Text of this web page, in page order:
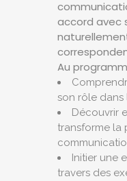
accord avec
Au
son rôle dans
Découvrir
transforme la
Initier une
travers des